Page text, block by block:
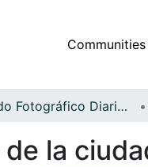
Fondo Fotográfico Diario Occidente
la